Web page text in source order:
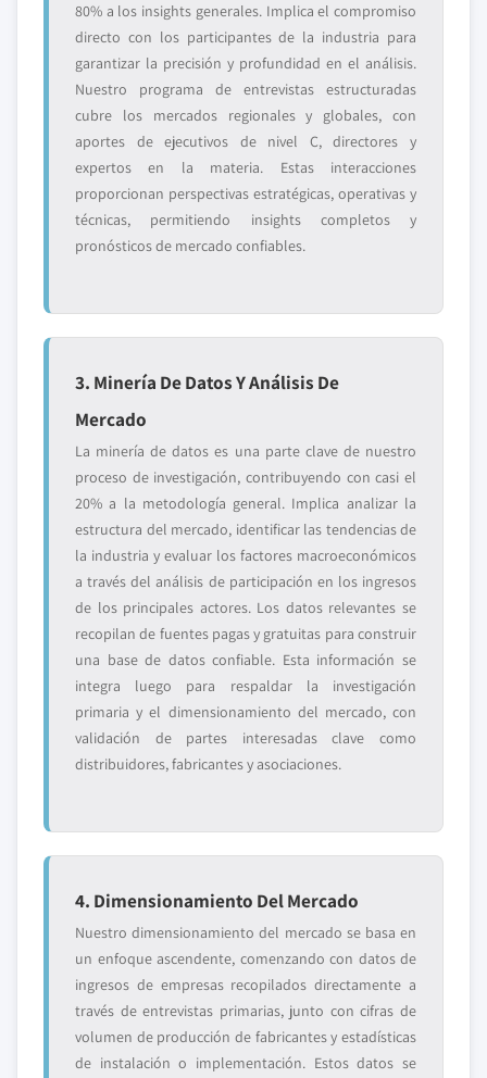
80% a los insights generales. Implica el compromiso
directo con los participantes de la industria para
garantizar la precisión y profundidad en el análisis.
Nuestro programa de entrevistas estructuradas
cubre los mercados regionales y globales, con
aportes de ejecutivos de nivel C, directores y
expertos en la materia. Estas interacciones
proporcionan perspectivas estratégicas, operativas y
técnicas, permitiendo insights completos y
pronósticos de mercado confiables.
3. Minería De Datos Y Análisis De
Mercado
La minería de datos es una parte clave de nuestro
proceso de investigación, contribuyendo con casi el
20% a la metodología general. Implica analizar la
estructura del mercado, identificar las tendencias de
la industria y evaluar los factores macroeconómicos
a través del análisis de participación en los ingresos
de los principales actores. Los datos relevantes se
recopilan de fuentes pagas y gratuitas para construir
una base de datos confiable. Esta información se
integra luego para respaldar la investigación
primaria y el dimensionamiento del mercado, con
validación de partes interesadas clave como
distribuidores, fabricantes y asociaciones.
4. Dimensionamiento Del Mercado
Nuestro dimensionamiento del mercado se basa en
un enfoque ascendente, comenzando con datos de
ingresos de empresas recopilados directamente a
través de entrevistas primarias, junto con cifras de
volumen de producción de fabricantes y estadísticas
de instalación o implementación. Estos datos se